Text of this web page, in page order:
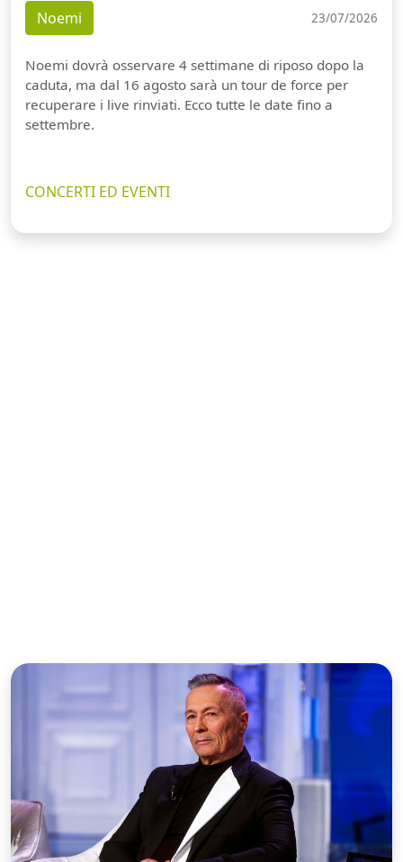
Noemi 23/07/2026
Noemi dovrà osservare 4 settimane di riposo dopo la
caduta, ma dal 16 agosto sarà un tour de force per
recuperare i live rinviati. Ecco tutte le date fino a
settembre.
CONCERTI ED EVENTI